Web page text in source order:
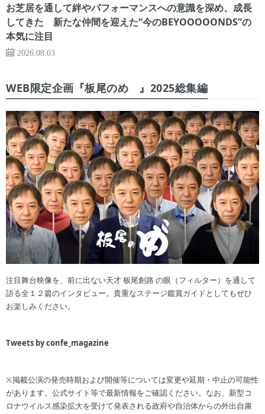
お芝居を通して絆やパフォーマンスへの意識を深め、成長
してきた 新たな仲間を迎えた“今のBEYOOOOONDS”の
本気に注目
2026.08.03
WEB限定企画『板尾のめ゙』2025総集編
注目舞台映像を、前に出ない天才 板尾創路 の眼（フィルター）を通して
語る全１２篇のインタビュー。貴重なステージ鑑賞ガイドとしてもぜひ
お楽しみください。
Tweets by confe_magazine
※掲載公演の発売時期および開催等については変更や延期・中止の可能性
があります。公式サイト等で最新情報をご確認ください。なお、新型コ
ロナウイルス感染拡大を受けて発表される政府や自治体からの外出自粛